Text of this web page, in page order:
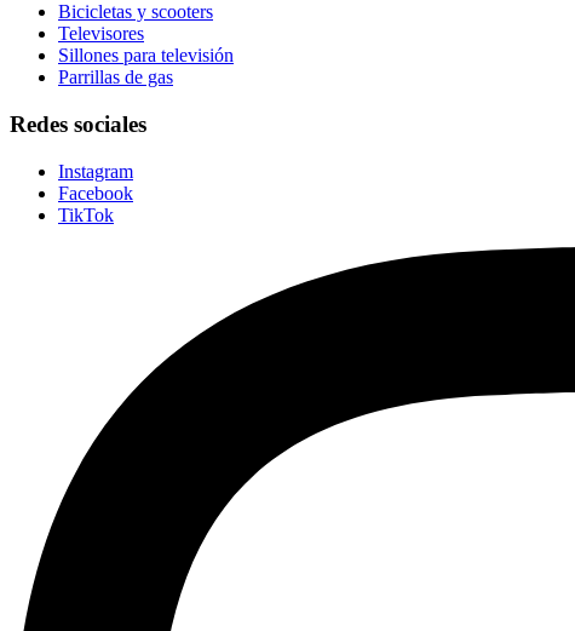
Bicicletas y scooters
Televisores
Sillones para televisión
Parrillas de gas
Redes sociales
Instagram
Facebook
TikTok